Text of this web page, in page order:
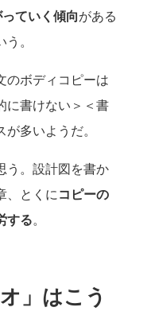
ていく傾向がある
。
のボディコピーは
に書けない＞＜書
多いようだ。
う。設計図を書か
、とくにコピーの
する。
」はこう